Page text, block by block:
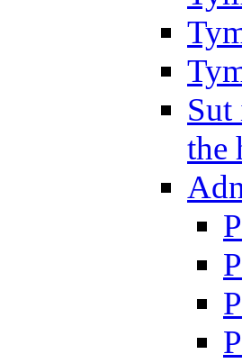
Sut
the